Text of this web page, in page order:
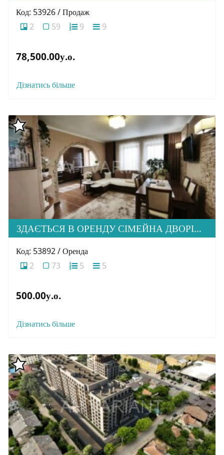
Код: 53926 / Продаж
2
59 9 9
78,500.00у.о.
Дізнатись більше
ЗДАЄТЬСЯ В ОРЕНДУ СІМЕЙНА ДВОРІВНЕВА КВАРТИРА В М. УЖГОРОД
Код: 53892 / Оренда
2
73 5 5
500.00у.о.
Дізнатись більше